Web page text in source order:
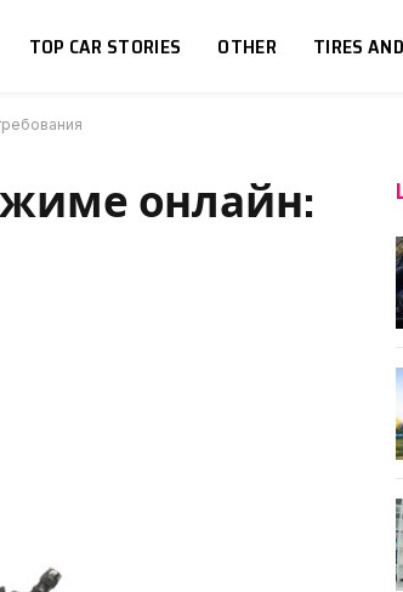
TOP CAR STORIES OTHER TIRES
онлайн: